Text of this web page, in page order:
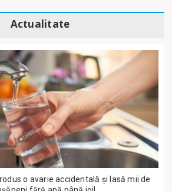
Actualitate
o avarie accidentală și lasă mii de